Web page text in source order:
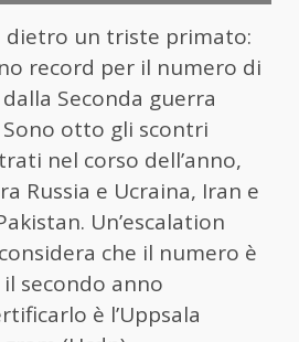
dietro un triste primato:
record per il numero di
Seconda guerra
otto gli scontri
nel corso dell’anno,
Russia e Ucraina, Iran e
Un’escalation
che il numero è
secondo anno
è l’Uppsala